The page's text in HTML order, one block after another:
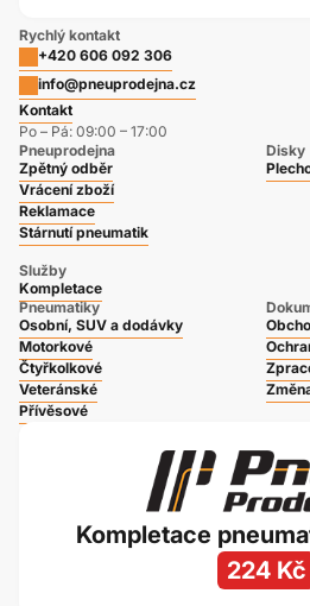
Rychlý kontakt
+420 606 092 306
info@pneuprodejna.cz
Kontakt
Po – Pá: 09:00 – 17:00
Pneuprodejna
Zpětný odběr
Vrácení zboží
Reklamace
Stárnutí pneumatik
Služby
Kompletace
Disky
Pneumatiky
Osobní, SUV a dodávky
Motorkové
Čtyřkolkové
Veteránské
Přívěsové
Kompletace
224 Kč